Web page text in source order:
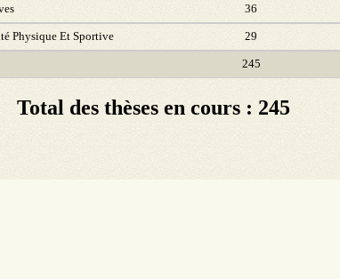
36
Physique Et Sportive 29
245
Total des thèses en cours : 245